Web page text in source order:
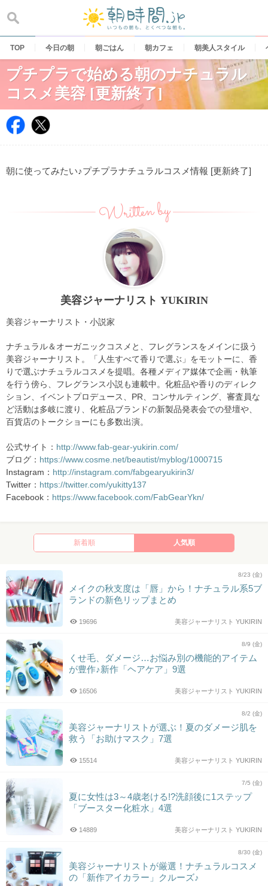
content
TOP 今日の朝 朝ごはん 朝カフェ 朝美人スタイル
プチプラで始める朝のナチュラル
コスメ美容 [更新終了]
朝に使ってみたい♪プチプラナチュラルコスメ情報 [更新終了]
Written by
美容ジャーナリスト YUKIRIN
美容ジャーナリスト・小説家
ナチュラル＆オーガニックコスメと、フレグランスをメインに扱う
美容ジャーナリスト。「人生すべて香りで選ぶ」をモットーに、香
りで選ぶナチュラルコスメを提唱。各種メディア媒体で企画・執筆
を行う傍ら、フレグランス小説も連載中。化粧品や香りのディレク
ション、イベントプロデュース、PR、コンサルティング、審査員な
ど活動は多岐に渡り、化粧品ブランドの新製品発表会での登壇や、
百貨店のトークショーにも多数出演。
公式サイト： http://www.fab-gear-yukirin.com/
ブログ： https://www.cosme.net/beautist/myblog/1000715
Instagram： http://instagram.com/fabgearyukirin3/
Twitter： https://twitter.com/yukitty137
Facebook： https://www.facebook.com/FabGearYkn/
新着順 人気順
8/23 (金)
メイクの秋支度は「唇」から！ナチュラル系5ブ
ランドの新色リップまとめ
美容ジャーナリスト YUKIRIN
19696
8/9 (金)
くせ毛、ダメージ…お悩み別の機能的アイテム
が豊作♪新作「ヘアケア」9選
美容ジャーナリスト YUKIRIN
16506
8/2 (金)
美容ジャーナリストが選ぶ！夏のダメージ肌を
救う「お助けマスク」7選
美容ジャーナリスト YUKIRIN
15514
7/5 (金)
夏に女性は3～4歳老ける!?洗顔後に1ステップ
「ブースター化粧水」4選
美容ジャーナリスト YUKIRIN
14889
8/30 (金)
美容ジャーナリストが厳選！ナチュラルコスメ
の「新作アイカラー」クルーズ♪